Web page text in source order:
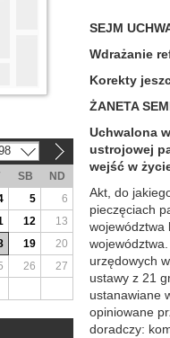
SEJM
Wdrażanie
Korekty
ŻANETA
Uchwalona
ustrojowej
wejść w
Akt, do
pieczęciach
województwa
urzędowych
ustawy z 21
ustanawiane
opiniowane
doradczy:
SB
ND
5
6
12
13
19
20
26
27